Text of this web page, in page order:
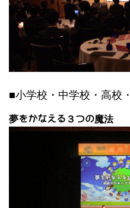
■小学校・中学校・高校
夢をかなえる３つの魔法